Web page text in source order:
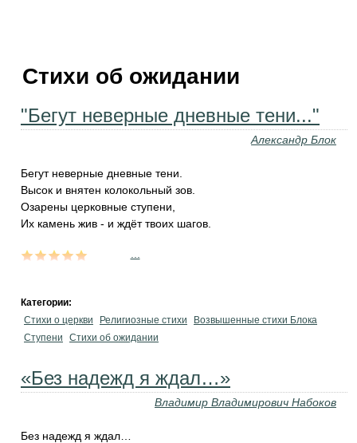
Стихи об ожидании
"Бегут неверные дневные тени..."
Александр Блок
Бегут неверные дневные тени.
Высок и внятен колокольный зов.
Озарены церковные ступени,
Их камень жив - и ждёт твоих шагов.
Категории:
Стихи о церкви
Религиозные стихи
Возвышенные стихи Блока
Ступени
Стихи об ожидании
«Без надежд я ждал…»
Владимир Владимирович Набоков
Без надежд я ждал…